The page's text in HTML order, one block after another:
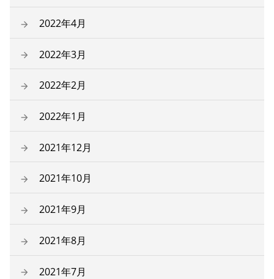
2022年4月
2022年3月
2022年2月
2022年1月
2021年12月
2021年10月
2021年9月
2021年8月
2021年7月